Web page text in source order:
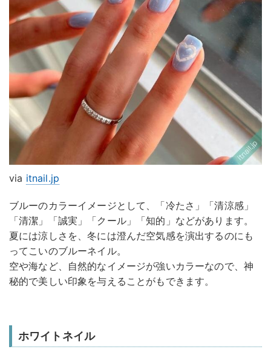
via itnail.jp
ブルーのカラーイメージとして、「冷たさ」「清涼感」
「清潔」「誠実」「クール」「知的」などがあります。
夏には涼しさを、冬には澄んだ空気感を演出するのにも
ってこいのブルーネイル。
空や海など、自然的なイメージが強いカラーなので、神
秘的で美しい印象を与えることがもできます。
ホワイトネイル